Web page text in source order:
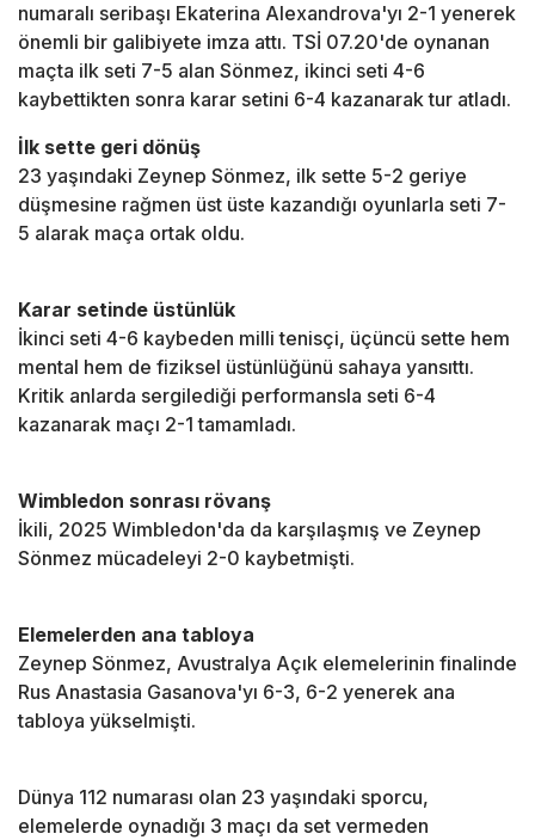
numaralı seribaşı Ekaterina Alexandrova'yı 2-1 yenerek
önemli bir galibiyete imza attı. TSİ 07.20'de oynanan
maçta ilk seti 7-5 alan Sönmez, ikinci seti 4-6
kaybettikten sonra karar setini 6-4 kazanarak tur atladı.
İlk sette geri dönüş
23 yaşındaki Zeynep Sönmez, ilk sette 5-2 geriye
düşmesine rağmen üst üste kazandığı oyunlarla seti 7-
5 alarak maça ortak oldu.
Karar setinde üstünlük
İkinci seti 4-6 kaybeden milli tenisçi, üçüncü sette hem
mental hem de fiziksel üstünlüğünü sahaya yansıttı.
Kritik anlarda sergilediği performansla seti 6-4
kazanarak maçı 2-1 tamamladı.
Wimbledon sonrası rövanş
İkili, 2025 Wimbledon'da da karşılaşmış ve Zeynep
Sönmez mücadeleyi 2-0 kaybetmişti.
Elemelerden ana tabloya
Zeynep Sönmez, Avustralya Açık elemelerinin finalinde
Rus Anastasia Gasanova'yı 6-3, 6-2 yenerek ana
tabloya yükselmişti.
Dünya 112 numarası olan 23 yaşındaki sporcu,
elemelerde oynadığı 3 maçı da set vermeden